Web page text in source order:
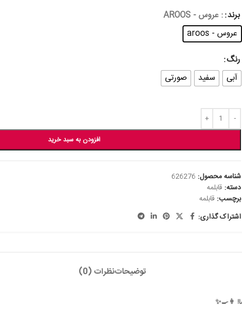
برند : عروس - AROOS
عروس - aroos
رنگ
آبی
سفید صورتی
افزودن به سبد خرید
شناسه محصول: 626276
دسته: قابلمه
برچسب: قابلمه
اشتراک گذاری:
توضیحاتنظرات (0)